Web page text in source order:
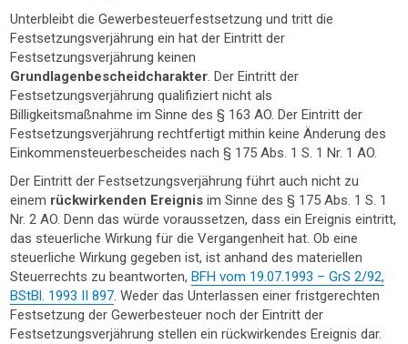
Unterbleibt die Gewerbesteuerfestsetzung und tritt die
Festsetzungsverjährung ein hat der Eintritt der
Festsetzungsverjährung keinen
Grundlagenbescheidcharakter. Der Eintritt der
Festsetzungsverjährung qualifiziert nicht als
Billigkeitsmaßnahme im Sinne des § 163 AO. Der Eintritt der
Festsetzungsverjährung rechtfertigt mithin keine Änderung des
Einkommensteuerbescheides nach § 175 Abs. 1 S. 1 Nr. 1 AO.
Der Eintritt der Festsetzungsverjährung führt auch nicht zu
einem rückwirkenden Ereignis im Sinne des § 175 Abs. 1 S. 1
Nr. 2 AO. Denn das würde voraussetzen, dass ein Ereignis eintritt,
das steuerliche Wirkung für die Vergangenheit hat. Ob eine
steuerliche Wirkung gegeben ist, ist anhand des materiellen
Steuerrechts zu beantworten,BFH vom 19.07.1993 – GrS 2/92,
BStBl. 1993 II 897. Weder das Unterlassen einer fristgerechten
Festsetzung der Gewerbesteuer noch der Eintritt der
Festsetzungsverjährung stellen ein rückwirkendes Ereignis dar.